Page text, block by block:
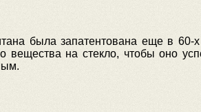
была запатентована еще в
вещества на стекло, чтобы оно